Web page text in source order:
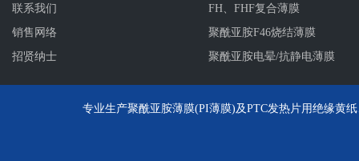
联系我们
销售网络
招贤纳士
FH、FHF复合薄膜
聚酰亚胺F46烧结薄膜
聚酰亚胺电晕/抗静电薄膜
专业生产聚酰亚胺薄膜(PI薄膜)及PTC发热片用绝缘黄